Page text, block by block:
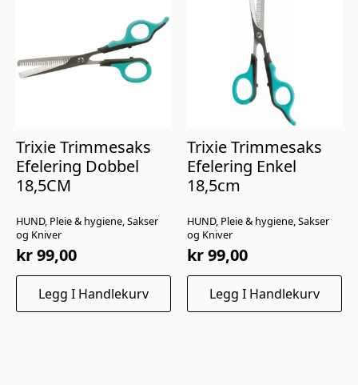
HUND, Pleie & hygiene, Sakser
og Kniver
Trixie Trimmesaks
Efelering Dobbel
18,5CM
kr99,00
Legg I Handlekurv
HUND, Pleie & hygiene, Sakser
og Kniver
Trixie Trimmesaks
Efelering Enkel
18,5cm
kr99,00
Legg I Handlekurv